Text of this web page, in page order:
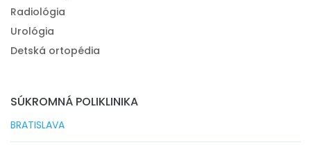
Radiológia
Urológia
Detská ortopédia
SÚKROMNÁ POLIKLINIKA
BRATISLAVA